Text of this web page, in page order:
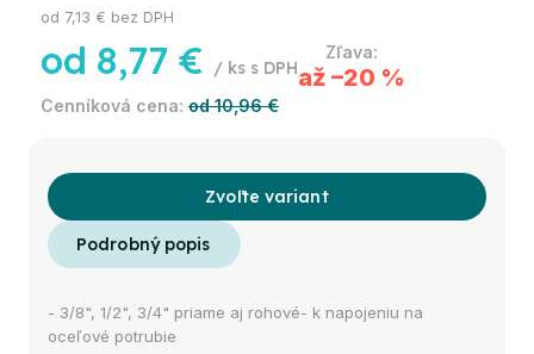
od 10,96 €
až –20 %
od 8,77 € / ks
od 7,13 € bez DPH
Zvoľte variant
- 3/8", 1/2", 3/4" priame aj rohové- k napojeniu na
oceľové potrubie